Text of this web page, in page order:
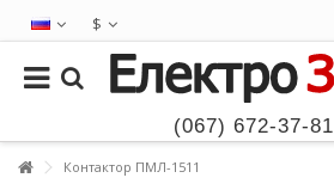
$
(067) 672-37-81
Контактор ПМЛ-1511